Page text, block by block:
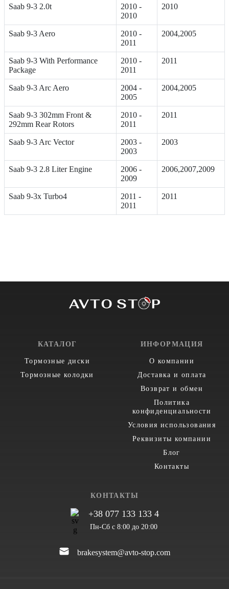
Saab 9-3 2.0t
2010 -
2010
2010
Saab 9-3 Aero
2010 -
2011
2004,2005
Saab 9-3 With Performance
Package
2010 -
2011
2011
Saab 9-3 Arc Aero
2004 -
2005
2004,2005
Saab 9-3 302mm Front &
292mm Rear Rotors
2010 -
2011
2011
Saab 9-3 Arc Vector
2003 -
2003
2003
Saab 9-3 2.8 Liter Engine
2006 -
2009
2006,2007,2009
Saab 9-3x Turbo4
2011 -
2011
2011
КАТАЛОГ
Тормозные диски
Тормозные колодки
ИНФОРМАЦИЯ
О компании
Доставка и оплата
Возврат и обмен
Политика
конфиденциальности
Условия использования
Реквизиты компании
Блог
Контакты
КОНТАКТЫ
+38 077 133 133 4
Пн-Сб с 8:00 до 20:00
brakesystem@avto-stop.com